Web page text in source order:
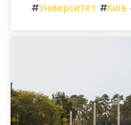
#Університет #Київ